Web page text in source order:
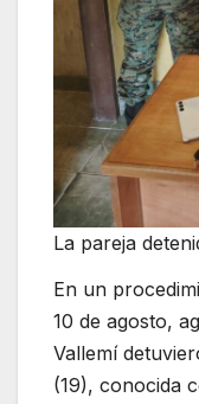
La pareja
En un
10 de agosto,
Vallemí
(19), conocida